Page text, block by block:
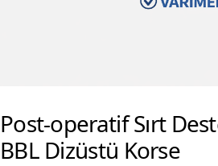
Post-operatif Sırt
BBL Dizüstü Korse